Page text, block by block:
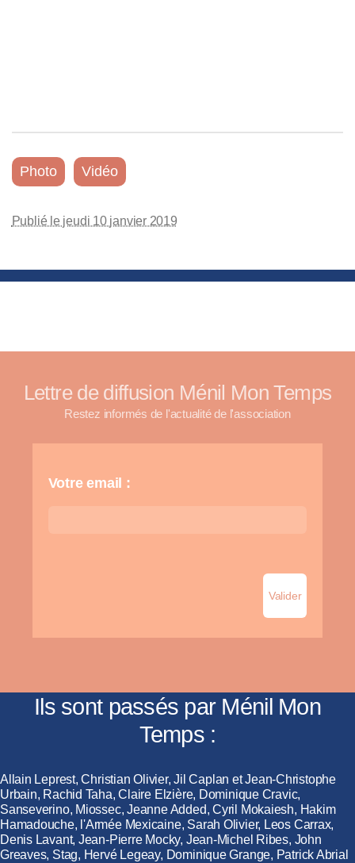
Photo Vidéo
Publié le jeudi 10 janvier 2019
Lettre de diffusion Ménil Mon Temps
Restez informés de l'actualité de l'association
Votre email :
Ils sont passés par Ménil Mon
Temps :
Allain Leprest, Christian Olivier, Jil Caplan et Jean-Christophe
Urbain, Rachid Taha, Claire Elzière, Dominique Cravic,
Sanseverino, Miossec, Jeanne Added, Cyril Mokaiesh, Hakim
Hamadouche, l'Armée Mexicaine, Sarah Olivier, Leos Carrax,
Denis Lavant, Jean-Pierre Mocky, Jean-Michel Ribes, John
Greaves, Stag, Hervé Legeay, Dominique Grange, Patrick Abrial